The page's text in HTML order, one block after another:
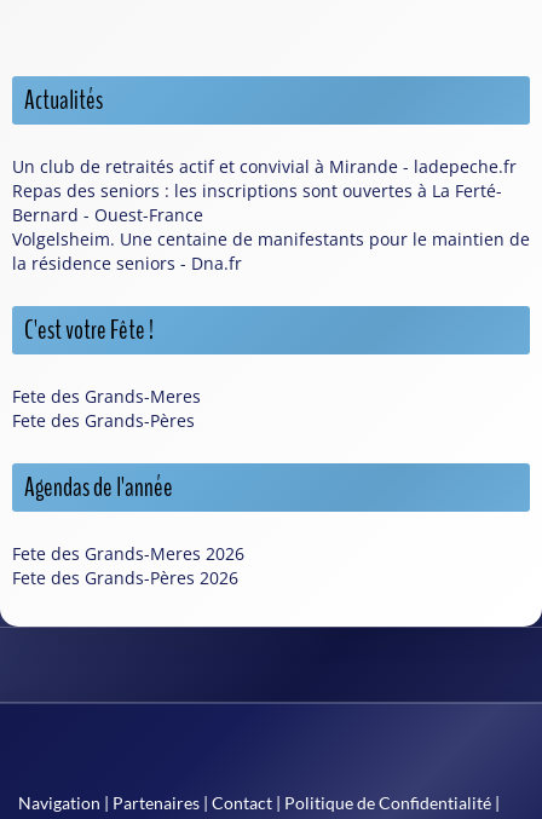
Actualités
Un club de retraités actif et convivial à Mirande - ladepeche.fr
Repas des seniors : les inscriptions sont ouvertes à La Ferté-
Bernard - Ouest-France
Volgelsheim. Une centaine de manifestants pour le maintien de
la résidence seniors - Dna.fr
C'est votre Fête !
Fete des Grands-Meres
Fete des Grands-Pères
Agendas de l'année
Fete des Grands-Meres 2026
Fete des Grands-Pères 2026
Navigation | Partenaires | Contact | Politique de Confidentialité |